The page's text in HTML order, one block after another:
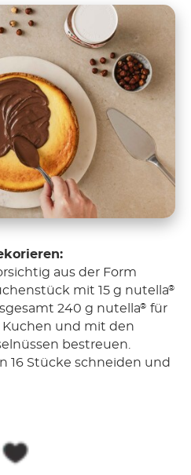
aus der Form
mit 15 g nutella®
240 g nutella® für
und mit den
bestreuen.
16 Stücke schneiden und